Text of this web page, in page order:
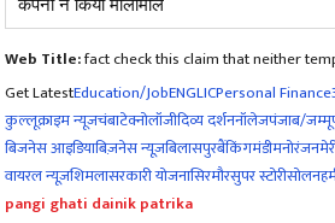
कंपनी ने किया मालामाल
Web Title:fact check this claim that neither
Get LatestEducation/JobENGLICPersonal Finance
कुल्लूक्राइम न्यूजचंबाटेक्नोलॉजीदिव्य दर्शननॉलेजपंजाब/जम्मू
बिजनेस आइडियाबिज़नेस न्यूज़बिलासपुरबैंकिंगमंडीमनोरंजन
वायरल न्यूज़शिमलासरकारी योजनासिरमौरसुपर स्टोरीसोलन
pangi ghati dainik patrika